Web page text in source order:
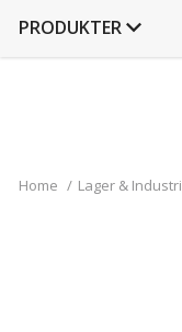
PRODUKTER
Home / Lager & Industri